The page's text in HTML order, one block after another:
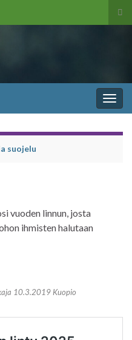
suojelu
vuoden linnun, josta
ihmisten halutaan
10.3.2019 Kuopio